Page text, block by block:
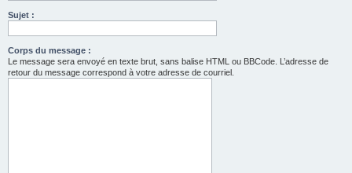
Sujet :
Corps du message :
Le message sera envoyé en texte brut, sans balise HTML ou BBCode. L’adresse de
retour du message correspond à votre adresse de courriel.